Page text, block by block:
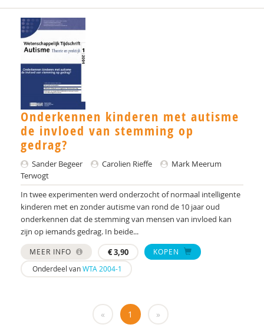
Koen Devriendt
E.C. van Doorn
Nel Doornbos
Th. Doreleijers
K.W.H. Dortants
Ans van Eijden
R. Emmen
Robert Emmen
Liesbeth Eurelings-Bontekoe
Robert F. Ferdinand
D.A.M. Festen
B. Flamma
Paul van Geert
Onderkennen kinderen met autisme
de invloed van stemming op
gedrag?
Sander Begeer Carolien Rieffe
Mark Meerum
Terwogt
In twee experimenten werd onderzocht of normaal intelligente
kinderen met en zonder autisme van rond de 10 jaar oud
onderkennen dat de stemming van mensen van invloed kan
zijn op iemands gedrag. In beide...
MEER INFO €3,90
KOPEN
Onderdeel vanWTA 2004-1
« 1 »